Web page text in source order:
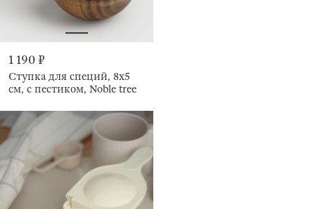
1 190 ₽
Ступка для специй, 8х5
см, с пестиком, Noble tree